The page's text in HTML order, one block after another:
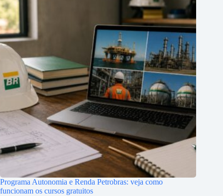
Programa Autonomia e Renda Petrobras: veja como
funcionam os cursos gratuitos